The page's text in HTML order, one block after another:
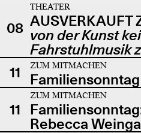
08
THEATER
AUSVERKAUFT
von der Kunst
Fahrstuhlmusik
11
ZUM MITMACHEN
Familiensonntag
11
ZUM MITMACHEN
Rebecca